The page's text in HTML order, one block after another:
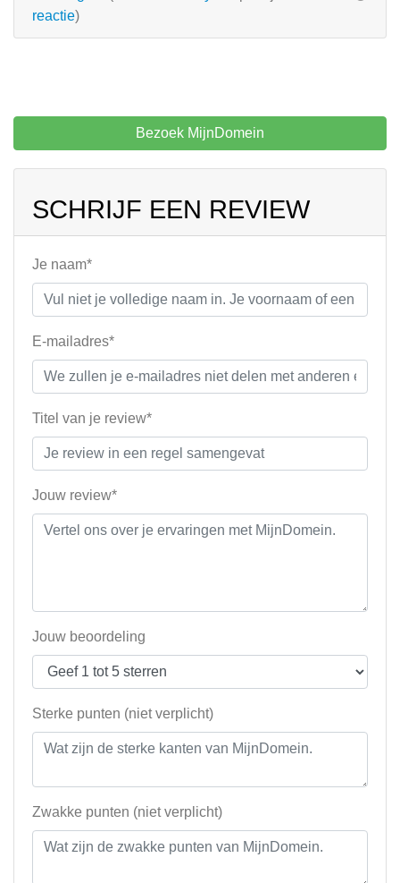
reactie)
Bezoek MijnDomein
SCHRIJF EEN REVIEW
Je naam*
E-mailadres*
Titel van je review*
Jouw review*
Jouw beoordeling
Sterke punten (niet verplicht)
Zwakke punten (niet verplicht)